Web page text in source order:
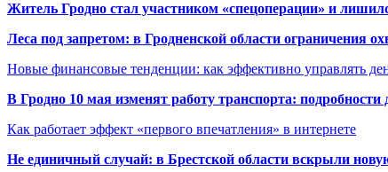
Житель Гродно стал участником «спецоперации» и
Леса под запретом: в Гродненской области ограничения
Новые финансовые тенденции: как эффективно управлять
В Гродно 10 мая изменят работу транспорта: подробности
Как работает эффект «первого впечатления» в интернете
Не единичный случай: в Брестской области вскрыли